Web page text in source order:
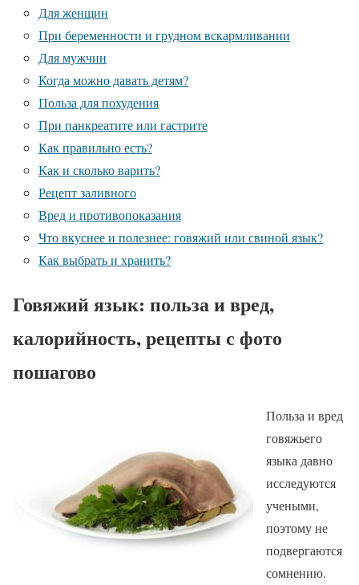
Для женщин
При беременности и грудном вскармливании
Для мужчин
Когда можно давать детям?
Польза для похудения
При панкреатите или гастрите
Как правильно есть?
Как и сколько варить?
Рецепт заливного
Вред и противопоказания
Что вкуснее и полезнее: говяжий или свиной язык?
Как выбрать и хранить?
Говяжий язык: польза и вред,
калорийность, рецепты с фото
пошагово
Польза и вред
говяжьего
языка давно
исследуются
учеными,
поэтому не
подвергаются
сомнению.